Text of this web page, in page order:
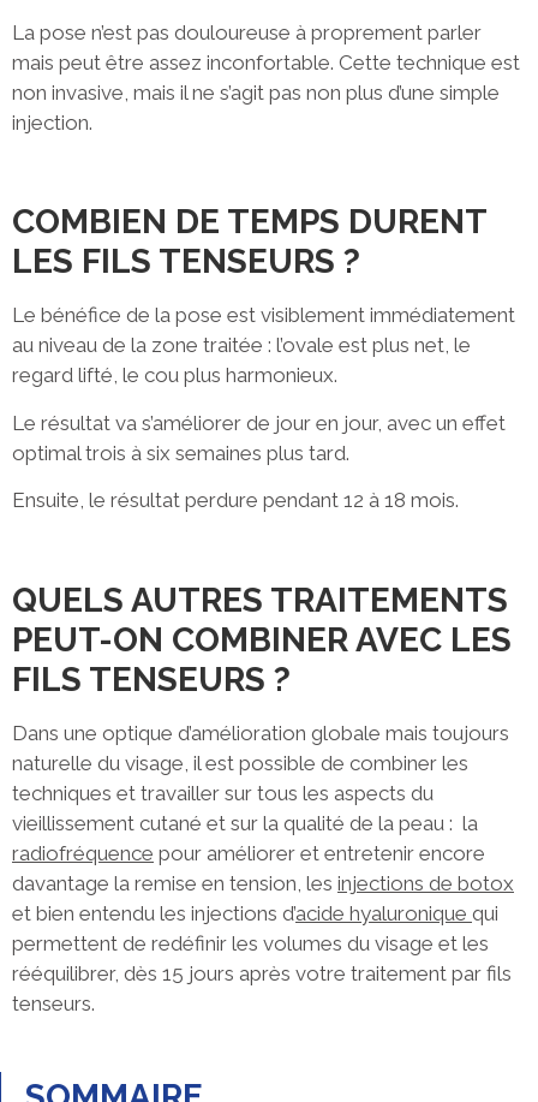
La pose n’est pas douloureuse à proprement parler
mais peut être assez inconfortable. Cette technique est
non invasive, mais il ne s’agit pas non plus d’une simple
injection.
COMBIEN DE TEMPS DURENT
LES FILS TENSEURS ?
Le bénéfice de la pose est visiblement immédiatement
au niveau de la zone traitée : l’ovale est plus net, le
regard lifté, le cou plus harmonieux.
Le résultat va s’améliorer de jour en jour, avec un effet
optimal trois à six semaines plus tard.
Ensuite, le résultat perdure pendant 12 à 18 mois.
QUELS AUTRES TRAITEMENTS
PEUT-ON COMBINER AVEC LES
FILS TENSEURS ?
Dans une optique d’amélioration globale mais toujours
naturelle du visage, il est possible de combiner les
techniques et travailler sur tous les aspects du
vieillissement cutané et sur la qualité de la peau : la
radiofréquence pour améliorer et entretenir encore
davantage la remise en tension, les injections de botox
et bien entendu les injections d’acide hyaluronique qui
permettent de redéfinir les volumes du visage et les
rééquilibrer, dès 15 jours après votre traitement par fils
tenseurs.